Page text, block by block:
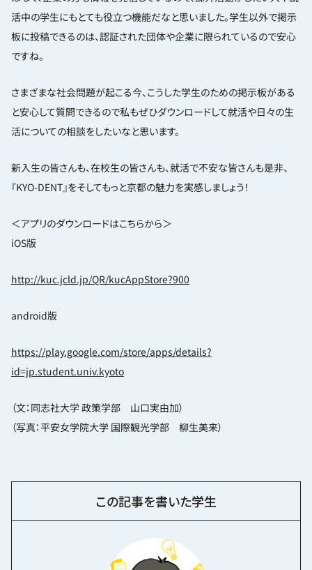
活中の学生にもとても役立つ機能だなと思いました。学生以外で掲示
板に投稿できるのは、認証された団体や企業に限られているので安心
ですね。
さまざまな社会問題が起こる今、こうした学生のための掲示板がある
と安心して質問できるので私もぜひダウンロードして就活や日々の生
活についての相談をしたいなと思います。
新入生の皆さんも、在校生の皆さんも、就活で不安な皆さんも是非、
『KYO-DENT』をそしてもっと京都の魅力を実感しましょう！
＜アプリのダウンロードはこちらから＞
iOS版
http://kuc.jcld.jp/QR/kucAppStore?900
android版
https://play.google.com/store/apps/details?
id=jp.student.univ.kyoto
（文：同志社大学 政策学部 山口実由加）
（写真：平安女学院大学 国際観光学部 柳生美来）
この記事を書いた学生